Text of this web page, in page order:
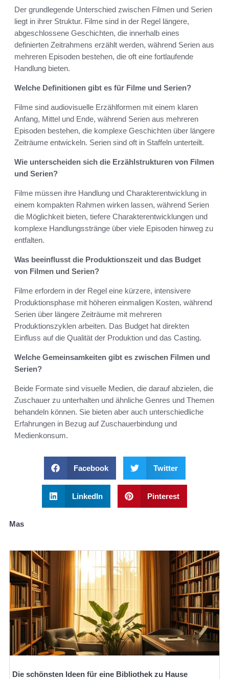
Der grundlegende Unterschied zwischen Filmen und Serien
liegt in ihrer Struktur. Filme sind in der Regel längere,
abgeschlossene Geschichten, die innerhalb eines
definierten Zeitrahmens erzählt werden, während Serien aus
mehreren Episoden bestehen, die oft eine fortlaufende
Handlung bieten.
Welche Definitionen gibt es für Filme und Serien?
Filme sind audiovisuelle Erzählformen mit einem klaren
Anfang, Mittel und Ende, während Serien aus mehreren
Episoden bestehen, die komplexe Geschichten über längere
Zeiträume entwickeln. Serien sind oft in Staffeln unterteilt.
Wie unterscheiden sich die Erzählstrukturen von Filmen
und Serien?
Filme müssen ihre Handlung und Charakterentwicklung in
einem kompakten Rahmen wirken lassen, während Serien
die Möglichkeit bieten, tiefere Charakterentwicklungen und
komplexe Handlungsstränge über viele Episoden hinweg zu
entfalten.
Was beeinflusst die Produktionszeit und das Budget
von Filmen und Serien?
Filme erfordern in der Regel eine kürzere, intensivere
Produktionsphase mit höheren einmaligen Kosten, während
Serien über längere Zeiträume mit mehreren
Produktionszyklen arbeiten. Das Budget hat direkten
Einfluss auf die Qualität der Produktion und das Casting.
Welche Gemeinsamkeiten gibt es zwischen Filmen und
Serien?
Beide Formate sind visuelle Medien, die darauf abzielen, die
Zuschauer zu unterhalten und ähnliche Genres und Themen
behandeln können. Sie bieten aber auch unterschiedliche
Erfahrungen in Bezug auf Zuschauerbindung und
Medienkonsum.
Facebook Twitter
LinkedIn Pinterest
Mas
Die schönsten Ideen für eine Bibliothek zu Hause